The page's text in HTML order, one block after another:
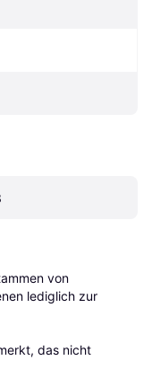
von
lediglich zur
das nicht